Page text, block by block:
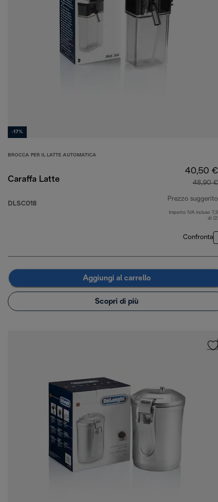
-17%
BROCCA PER IL LATTE AUTOMATICA
Caraffa Latte
DLSC018
40,50 €
48,90 €
Prezzo suggerito
Importo IVA incluso
di
Confronta
Aggiungi al carrello
Scopri di più